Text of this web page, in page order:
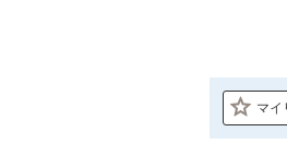
マイ